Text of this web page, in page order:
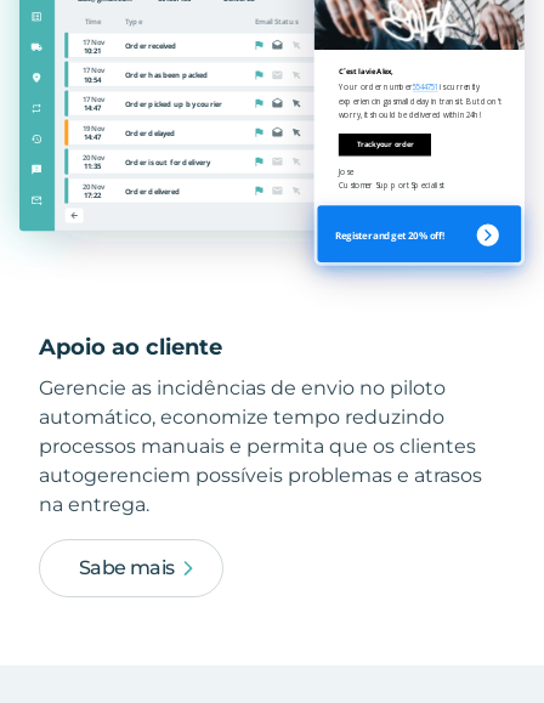
Apoio ao cliente
Gerencie as incidências de envio no piloto
automático, economize tempo reduzindo
processos manuais e permita que os clientes
autogerenciem possíveis problemas e atrasos
na entrega.
Sabe mais